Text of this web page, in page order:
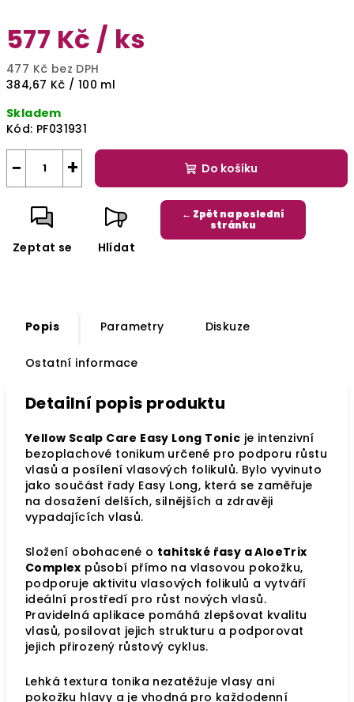
577 Kč / ks
477 Kč bez DPH
Měrná
384,67 Kč / 100 ml
Skladem
Kód: PF031931
+
− Do košíku
Zeptat se Hlídat
← Zpět na poslední
stránku
Popis Parametry Diskuze
Ostatní informace
Detailní popis produktu
Yellow Scalp Care Easy Long Tonic je intenzivní
bezoplachové tonikum určené pro podporu růstu
vlasů a posílení vlasových folikulů. Bylo vyvinuto
jako součást řady Easy Long, která se zaměřuje
na dosažení delších, silnějších a zdravěji
vypadajících vlasů.
Složení obohacené o tahitské řasy a AloeTrix
Complex působí přímo na vlasovou pokožku,
podporuje aktivitu vlasových folikulů a vytváří
ideální prostředí pro růst nových vlasů.
Pravidelná aplikace pomáhá zlepšovat kvalitu
vlasů, posilovat jejich strukturu a podporovat
jejich přirozený růstový cyklus.
Lehká textura tonika nezatěžuje vlasy ani
pokožku hlavy a je vhodná pro každodenní